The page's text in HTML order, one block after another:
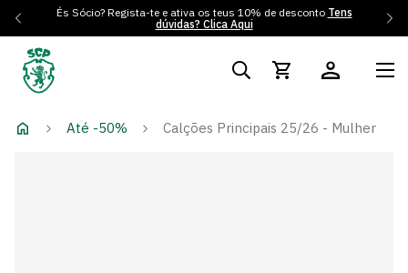
És Sócio? Regista-te e ativa os teus 10% de desconto Tens
dúvidas? Clica Aqui
Até -50% Calções Principais 25/26 - Mulher